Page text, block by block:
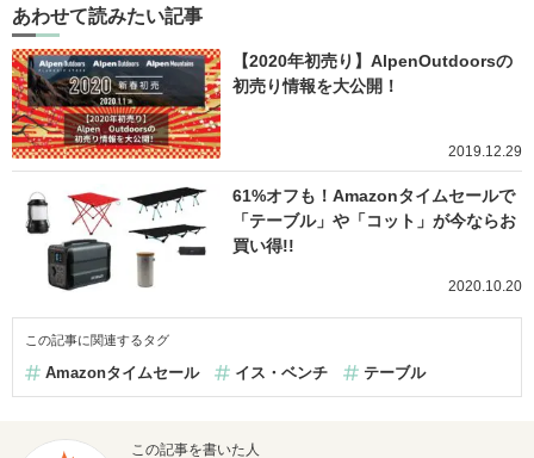
あわせて読みたい記事
【2020年初売り】AlpenOutdoorsの
初売り情報を大公開！
2019.12.29
61%オフも！Amazonタイムセールで
「テーブル」や「コット」が今ならお
買い得!!
2020.10.20
この記事に関連するタグ
Amazonタイムセール イス・ベンチ テーブル
この記事を書いた人